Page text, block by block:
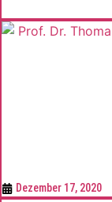
Beim Einsatz in
Dezember 17, 2020